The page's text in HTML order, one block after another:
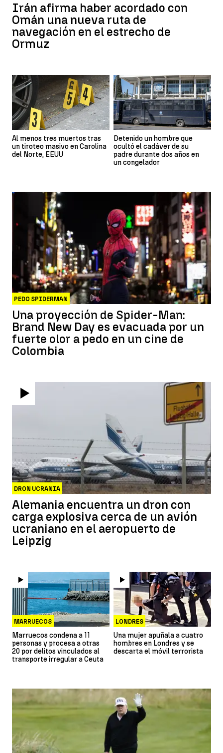
Irán afirma haber acordado con
Omán una nueva ruta de
navegación en el estrecho de
Ormuz
Al menos tres muertos tras
un tiroteo masivo en Carolina
del Norte, EEUU
Detenido un hombre que
ocultó el cadáver de su
padre durante dos años en
un congelador
PEDO SPIDERMAN
Una proyección de Spider-Man:
Brand New Day es evacuada por un
fuerte olor a pedo en un cine de
Colombia
DRON UCRANIA
Alemania encuentra un dron con
carga explosiva cerca de un avión
ucraniano en el aeropuerto de
Leipzig
MARRUECOS
Marruecos condena a 11
personas y procesa a otras
20 por delitos vinculados al
transporte irregular a Ceuta
LONDRES
Una mujer apuñala a cuatro
hombres en Londres y se
descarta el móvil terrorista